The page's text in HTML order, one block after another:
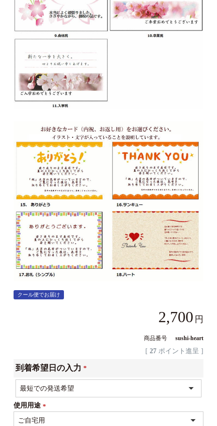
クール便でお届け
2,700
商品番号 sushi-heart
[ 27 ポイント進呈 ]
到着希望日の入力
(必
須)
使用用途
(必